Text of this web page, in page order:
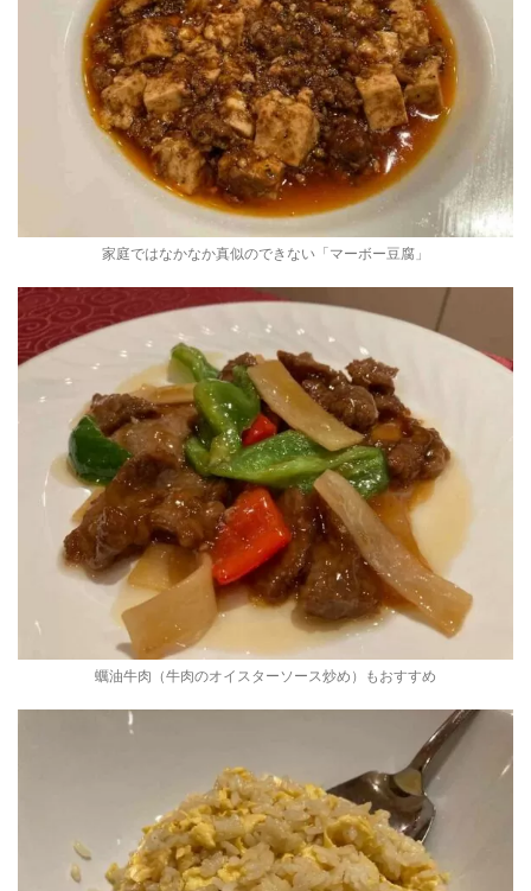
家庭ではなかなか真似のできない「マーボー豆腐」
蠣油牛肉（牛肉のオイスターソース炒め）もおすすめ